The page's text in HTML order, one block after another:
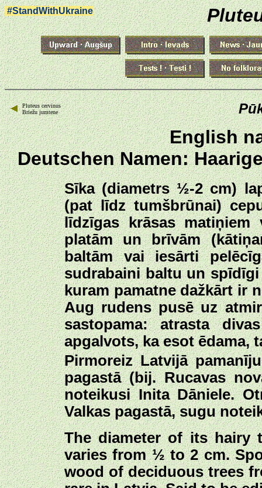
#StandWithUkraine
Pluteus cervinus
Briežu jumtene
English
Deutschen Namen:
Sīka (diametrs ½-2 cm)
(pat līdz tumšbrūnai)
līdzīgas krāsas
platām un brīvām
baltām vai iesārti
sudrabaini baltu un
kuram pamatne dažkārt ir
Aug rudens pusē uz
sastopama: atrasta
apgalvots, ka esot ēdama,
Pirmoreiz Latvijā
pagastā (bij. Rucavas
noteikusi Inita Dāniele.
Valkas pagastā, sugu
The diameter of its hairy
varies from ½ to 2 cm.
wood of deciduous trees